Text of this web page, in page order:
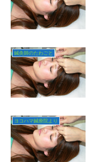
鍼灸師のたわごと
ヨコハマ鍼療院より